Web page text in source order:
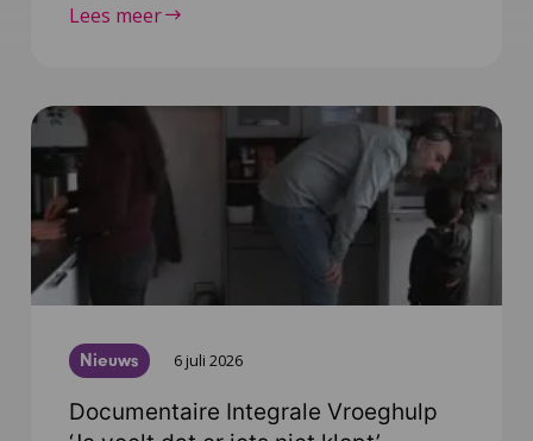
Lees meer
Nieuws 6 juli 2026
Documentaire Integrale Vroeghulp